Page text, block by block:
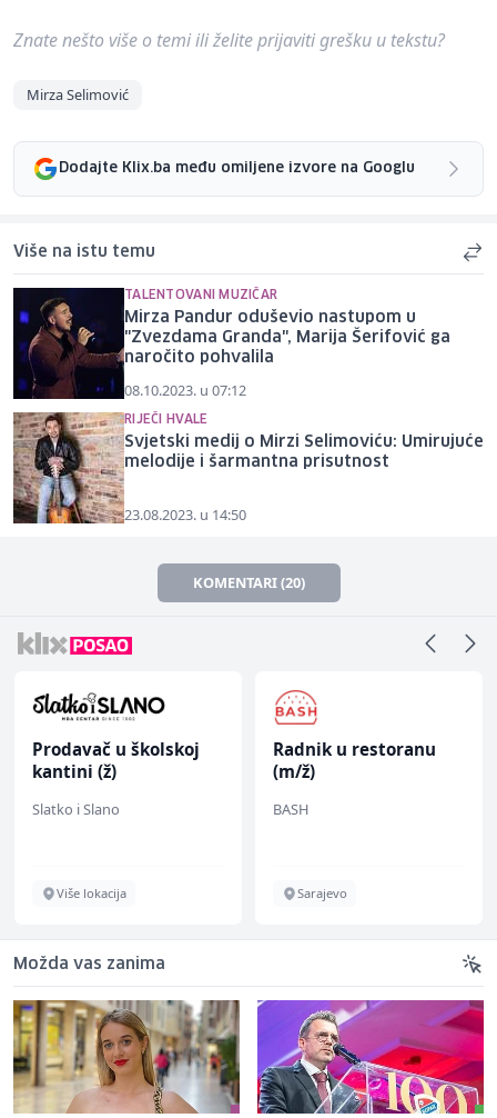
Znate nešto više o temi ili želite prijaviti grešku u tekstu?
Mirza Selimović
Dodajte Klix.ba među omiljene izvore na Googlu
Više na istu temu
TALENTOVANI MUZIČAR
Mirza Pandur oduševio nastupom u
"Zvezdama Granda", Marija Šerifović ga
naročito pohvalila
08.10.2023. u 07:12
RIJEČI HVALE
Svjetski medij o Mirzi Selimoviću: Umirujuće
melodije i šarmantna prisutnost
23.08.2023. u 14:50
KOMENTARI (20)
Prodavač u školskoj
kantini (ž)
Slatko i Slano
Više lokacija
Radnik u restoranu
(m/ž)
BASH
Sarajevo
Možda vas zanima